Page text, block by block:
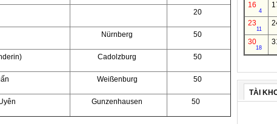
20
Nürnberg 50
Cadolzburg 50
Weißenburg 50
Gunzenhausen 50
16
4
23
11
30
18
TÀI